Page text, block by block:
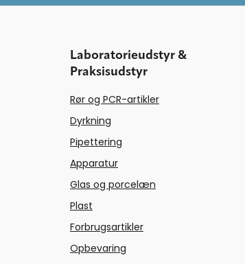
Laboratorieudstyr &
Praksisudstyr
Rør og PCR-artikler
Dyrkning
Pipettering
Apparatur
Glas og porcelæn
Plast
Forbrugsartikler
Opbevaring